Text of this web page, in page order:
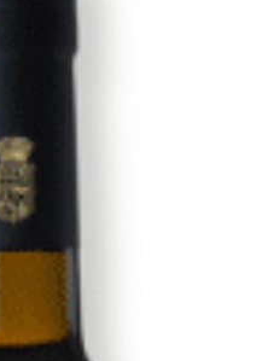
Nº6-B
Palmas
a 15:00h